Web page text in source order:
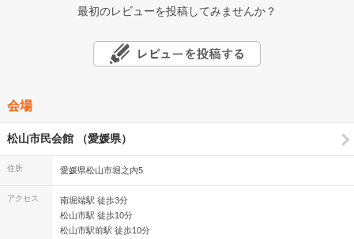
最初のレビューを投稿してみませんか？
会場
松山市民会館 （愛媛県）
住所 愛媛県松山市堀之内5
アクセス
南堀端駅 徒歩3分
松山市駅 徒歩10分
松山市駅前駅 徒歩10分